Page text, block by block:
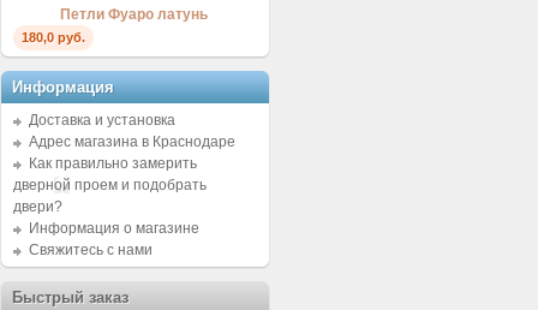
Петли Фуаро латунь
180,0 руб.
Информация
Доставка и установка
Адрес магазина в Краснодаре
Как правильно замерить
дверной проем и подобрать
двери?
Информация о магазине
Свяжитесь с нами
Быстрый заказ